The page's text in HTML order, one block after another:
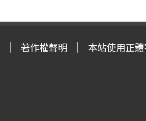
著作權聲明 本站使用正